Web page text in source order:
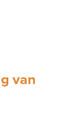
van